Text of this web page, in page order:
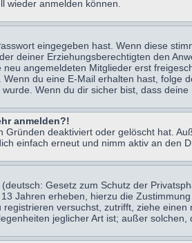
wieder anmelden können.
eingegeben hast. Wenn diese
deiner Erziehungsberechtigten den
angemeldeten Mitglieder erst
du eine E-Mail erhalten hast,
Wenn du dir sicher bist, dass
anmelden?!
deaktiviert oder gelöscht hat.
einfach erneut und nimm aktiv an den
Gesetz zum Schutz der
Jahren erheben, hierzu die
versuchst, zutrifft, ziehe
jeglicher Art ist; außer solchen,